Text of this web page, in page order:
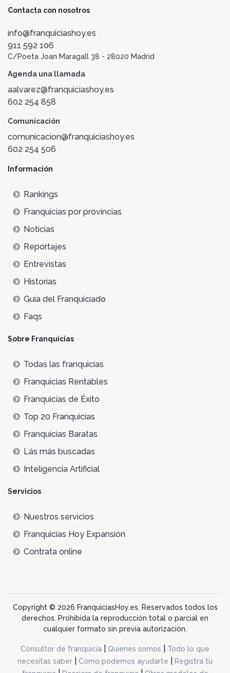
Contacta con nosotros
info@franquiciashoy.es
911 592 106
C/Poeta Joan Maragall 38 - 28020 Madrid
Agenda una llamada
aalvarez@franquiciashoy.es
602 254 858
Comunicación
comunicacion@franquiciashoy.es
602 254 506
Información
Rankings
Franquicias por provincias
Noticias
Reportajes
Entrevistas
Historias
Guía del Franquiciado
Faqs
Sobre Franquicias
Todas las franquicias
Franquicias Rentables
Franquicias de Éxito
Top 20 Franquicias
Franquicias Baratas
Lás más buscadas
Inteligencia Artificial
Servicios
Nuestros servicios
Franquicias Hoy Expansión
Contrata online
Copyright © 2026 FranquiciasHoy.es. Reservados todos los
derechos. Prohibida la reproducción total o parcial en
cualquier formato sin previa autorización.
Consultor de franquicia Quienes somos
Todo lo que
necesitas saber
Cómo podemos ayudarte
Registra tu